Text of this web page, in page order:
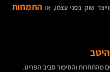
שוק בפני עצמו, או התמחות
מהתחרות והסיפור סביב הפריט.